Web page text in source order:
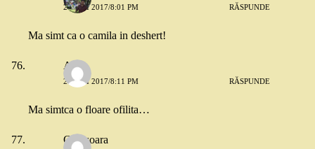
26 MAI 2017/8:01 PM RĂSPUNDE
Ma simt ca o camila in deshert!
Anca
26 MAI 2017/8:11 PM RĂSPUNDE
Ma simtca o floare ofilita…
Cărțișoara